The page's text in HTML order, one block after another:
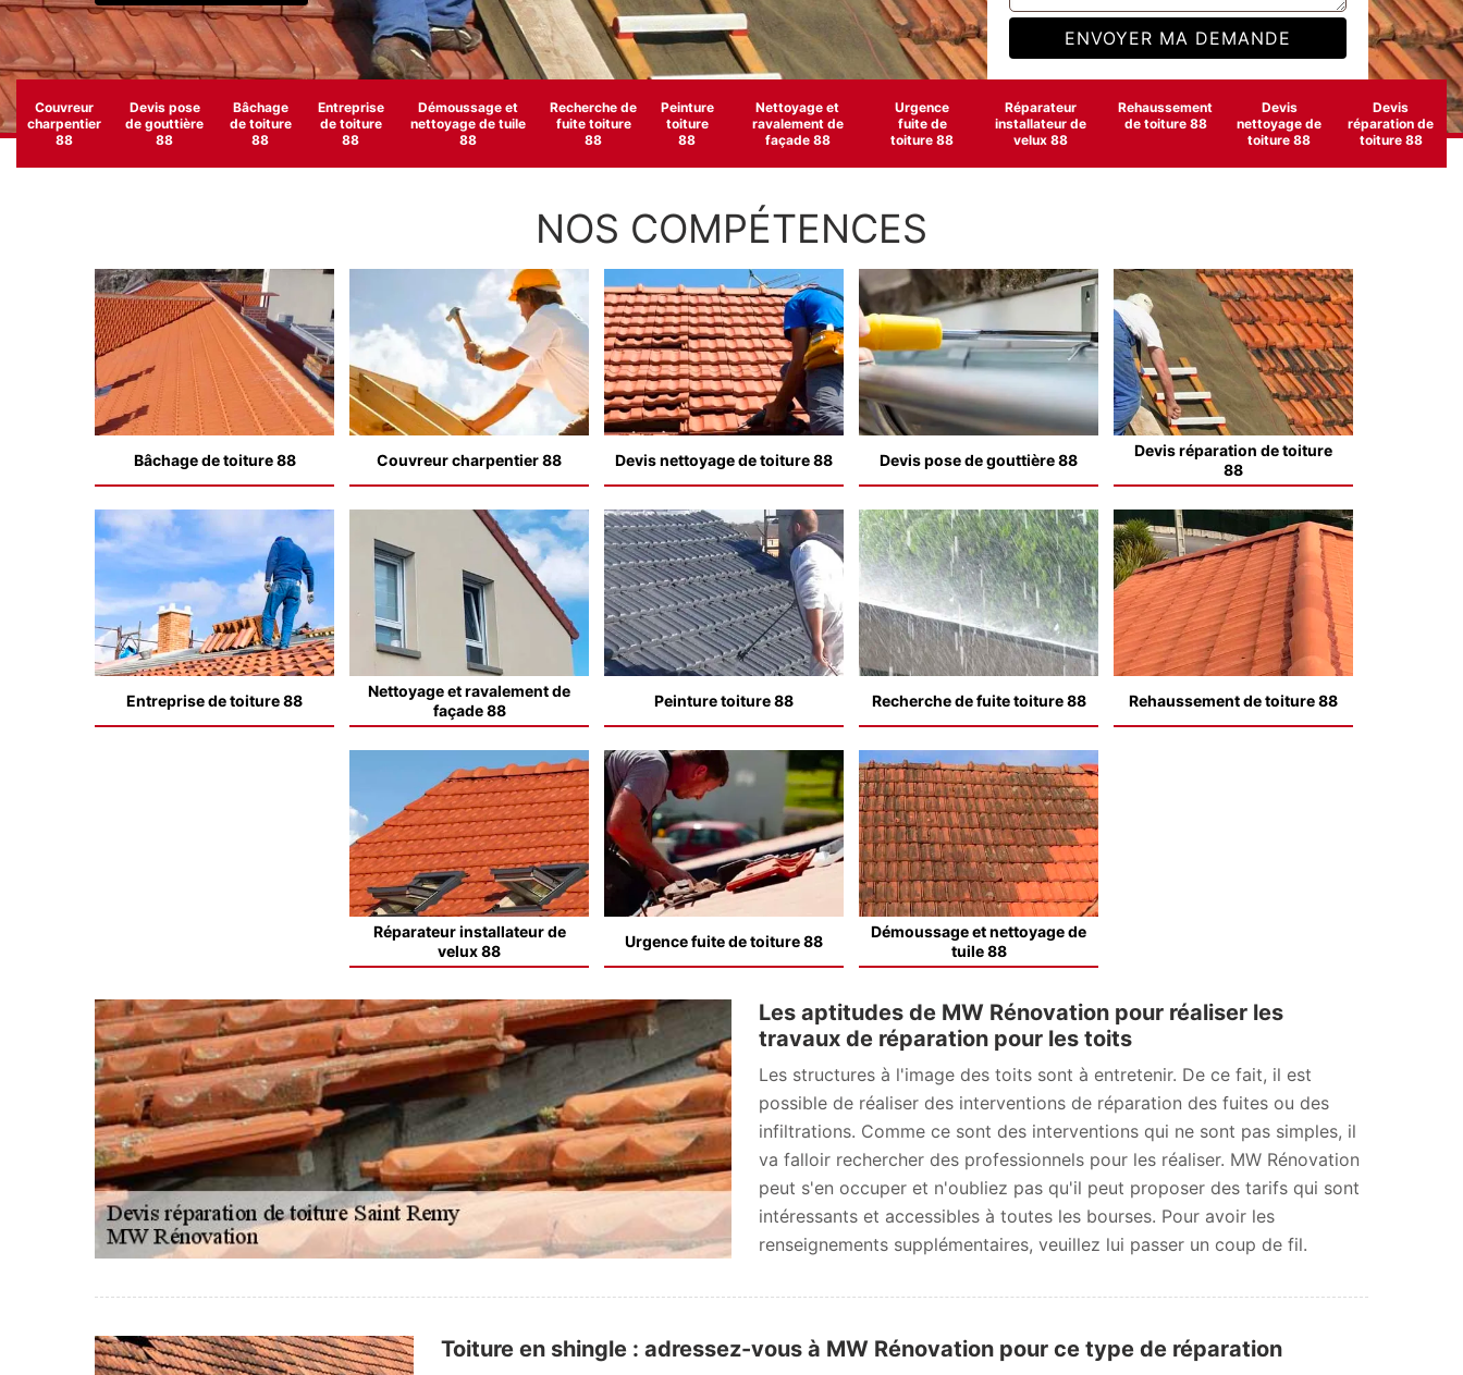
Couvreur
charpentier
88
Devis pose
de gouttière
88
Bâchage
de toiture
88
Entreprise
de toiture
88
Démoussage et
nettoyage de tuile
88
Recherche de
fuite toiture
88
Peinture
toiture
88
Nettoyage et
ravalement de
façade 88
Urgence
fuite de
toiture 88
Réparateur
installateur de
velux 88
Rehaussement
de toiture 88
Devis
nettoyage de
toiture 88
Devis
réparation de
toiture 88
NOS COMPÉTENCES
Bâchage de toiture 88 Couvreur charpentier 88 Devis nettoyage de toiture 88 Devis pose de gouttière 88
Devis réparation de toiture
88
Entreprise de toiture 88
Nettoyage et ravalement de
façade 88
Peinture toiture 88 Recherche de fuite toiture 88 Rehaussement de toiture 88
Réparateur installateur de
velux 88
Urgence fuite de toiture 88
Démoussage et nettoyage de
tuile 88
Les aptitudes de MW Rénovation pour réaliser les
travaux de réparation pour les toits
Les structures à l'image des toits sont à entretenir. De ce fait, il est
possible de réaliser des interventions de réparation des fuites ou des
infiltrations. Comme ce sont des interventions qui ne sont pas simples, il
va falloir rechercher des professionnels pour les réaliser. MW Rénovation
peut s'en occuper et n'oubliez pas qu'il peut proposer des tarifs qui sont
intéressants et accessibles à toutes les bourses. Pour avoir les
renseignements supplémentaires, veuillez lui passer un coup de fil.
Toiture en shingle : adressez-vous à MW Rénovation pour ce type de réparation